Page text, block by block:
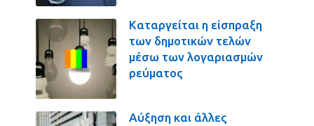
Καταργείται η είσπραξη
των δημοτικών τελών
μέσω των λογαριασμών
ρεύματος
Αύξηση και άλλες